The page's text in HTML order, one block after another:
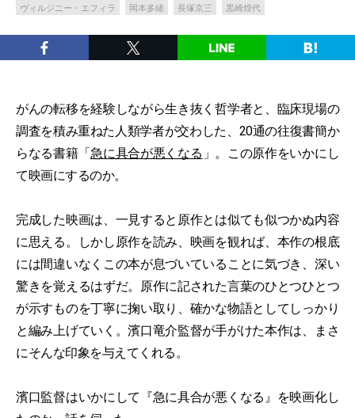
ヴィルジニー・エフィラ
岡本多緒 長塚京三 黒崎煌代
がんの転移を経験しながら生き抜く哲学者と、臨床現場の
調査を積み重ねた人類学者が交わした、20通の往復書簡か
らなる書籍「急に具合が悪くなる 」。この原作をいかにし
て映画にするのか。
完成した映画は、一見すると原作とは似ても似つかぬ内容
に思える。しかし原作を読み、映画を観れば、本作の根底
には間違いなくこの本が息づいていることに気づき、深い
驚きを覚えるはずだ。原作に記された言葉のひとつひとつ
が示すものを丁寧に掬い取り、確かな物語としてしっかり
と編み上げていく。濱口竜介監督が手がけた本作は、まさ
にそんな印象を与えてくれる。
濱口監督はいかにして『急に具合が悪くなる』を映画化し